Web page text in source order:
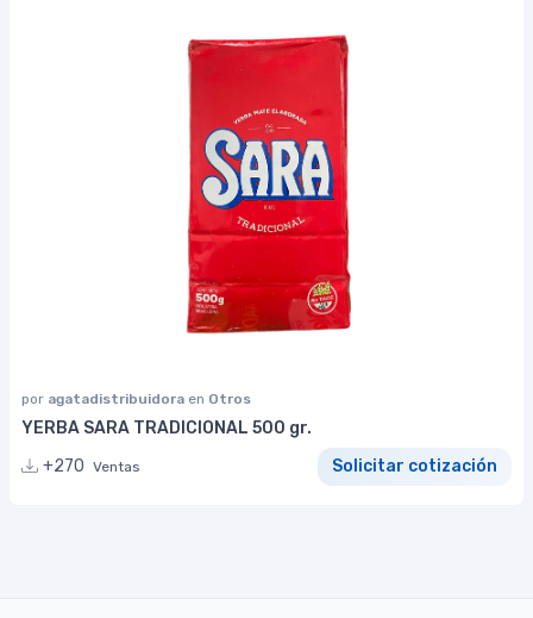
por agatadistribuidora en Otros
YERBA SARA TRADICIONAL 500 gr.
+270 Ventas Solicitar cotización